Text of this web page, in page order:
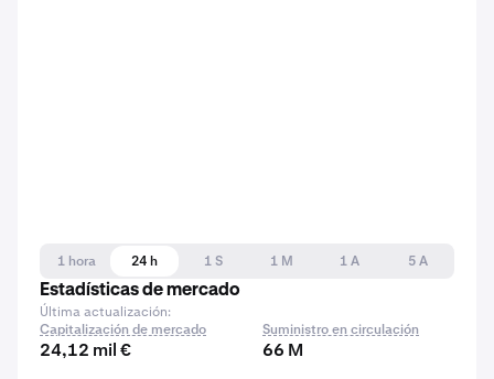
1 hora 24 h 1 S 1 M 1 A
5 A
Estadísticas de mercado
Última actualización:
Capitalización de mercado
24,12 mil €
Suministro en circulación
66 M